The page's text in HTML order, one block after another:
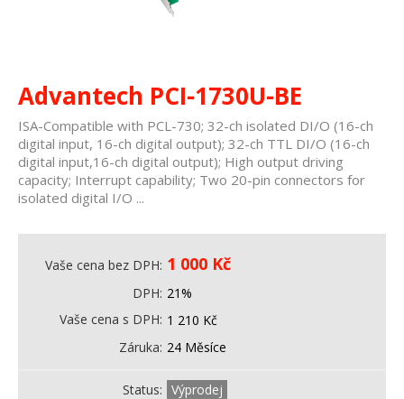
Advantech PCI-1730U-BE
ISA-Compatible with PCL-730; 32-ch isolated DI/O (16-ch
digital input, 16-ch digital output); 32-ch TTL DI/O (16-ch
digital input,16-ch digital output); High output driving
capacity; Interrupt capability; Two 20-pin connectors for
isolated digital I/O ...
Vaše cena bez DPH 1 000 Kč
DPH 21%
Vaše cena s DPH 1 210 Kč
Záruka 24 Měsíce
Status
Výprodej